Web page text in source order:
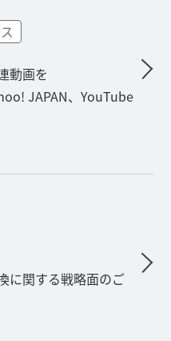
動画を
JAPAN、YouTube
に関する戦略面のご